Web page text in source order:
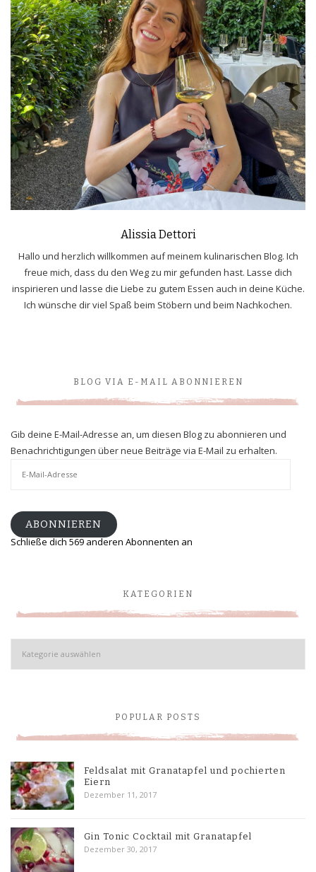
Alissia Dettori
Hallo und herzlich willkommen auf meinem kulinarischen Blog. Ich
freue mich, dass du den Weg zu mir gefunden hast. Lasse dich
inspirieren und lasse die Liebe zu gutem Essen auch in deine Küche.
Ich wünsche dir viel Spaß beim Stöbern und beim Nachkochen.
BLOG VIA E-MAIL ABONNIEREN
Gib deine E-Mail-Adresse an, um diesen Blog zu abonnieren und
Benachrichtigungen über neue Beiträge via E-Mail zu erhalten.
ABONNIEREN
Schließe dich 569 anderen Abonnenten an
KATEGORIEN
Kategorien
POPULAR POSTS
Feldsalat mit Granatapfel und pochierten
Eiern
Dezember 11, 2017
Gin Tonic Cocktail mit Granatapfel
Dezember 30, 2017